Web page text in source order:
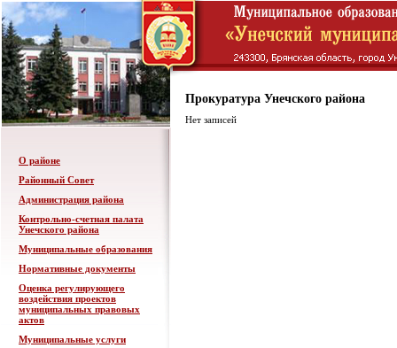
О районе
Районный Совет
Администрация района
Контрольно-счетная палата
Унечского района
Муниципальные образования
Нормативные документы
Оценка регулирующего
воздействия проектов
муниципальных правовых
актов
Муниципальные услуги
Прокуратура Унечского района
Нет записей